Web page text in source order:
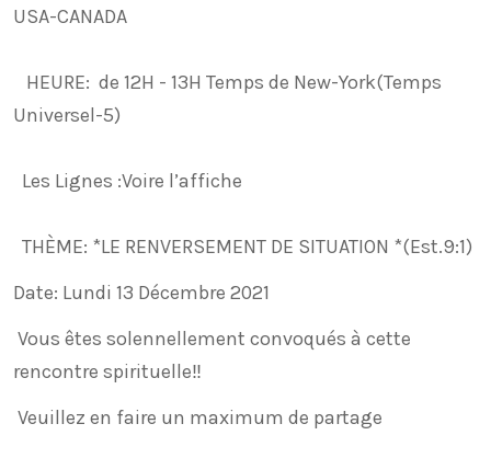
USA-CANADA
HEURE: de 12H - 13H Temps de New-York(Temps
Universel-5)
Les Lignes :Voire l’affiche
THÈME: *LE RENVERSEMENT DE SITUATION *(Est.9:1)
Date: Lundi 13 Décembre 2021
Vous êtes solennellement convoqués à cette
rencontre spirituelle‼️
Veuillez en faire un maximum de partage